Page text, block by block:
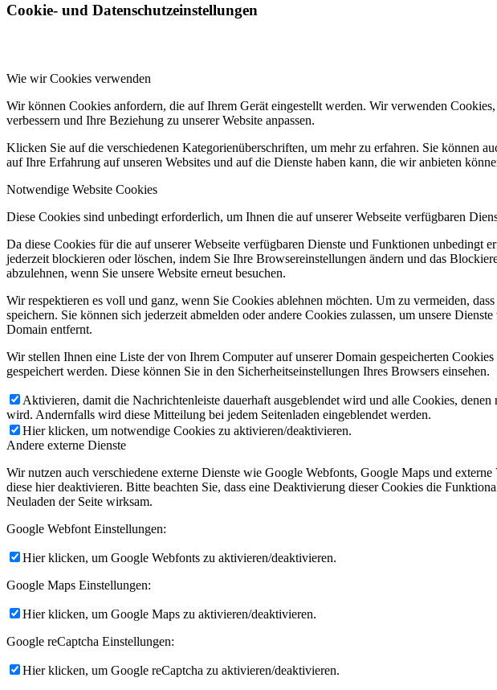
Cookie- und Datenschutzeinstellungen
Wie wir Cookies verwenden
Wir können Cookies anfordern, die auf Ihrem Gerät eingestellt werden. Wir verwenden
verbessern und Ihre Beziehung zu unserer Website anpassen.
Klicken Sie auf die verschiedenen Kategorienüberschriften, um mehr zu erfahren. Sie können
auf Ihre Erfahrung auf unseren Websites und auf die Dienste haben kann, die wir anbieten
Notwendige Website Cookies
Diese Cookies sind unbedingt erforderlich, um Ihnen die auf unserer Webseite verfügbaren
Da diese Cookies für die auf unserer Webseite verfügbaren Dienste und Funktionen
jederzeit blockieren oder löschen, indem Sie Ihre Browsereinstellungen ändern und das
abzulehnen, wenn Sie unsere Website erneut besuchen.
Wir respektieren es voll und ganz, wenn Sie Cookies ablehnen möchten. Um zu vermeiden,
speichern. Sie können sich jederzeit abmelden oder andere Cookies zulassen, um unsere
Domain entfernt.
Wir stellen Ihnen eine Liste der von Ihrem Computer auf unserer Domain gespeicherten
gespeichert werden. Diese können Sie in den Sicherheitseinstellungen Ihres Browsers einsehen.
Aktivieren, damit die Nachrichtenleiste dauerhaft ausgeblendet wird und alle Cookies,
wird. Andernfalls wird diese Mitteilung bei jedem Seitenladen eingeblendet werden.
Hier klicken, um notwendige Cookies zu aktivieren/deaktivieren.
Andere externe Dienste
Wir nutzen auch verschiedene externe Dienste wie Google Webfonts, Google Maps und
diese hier deaktivieren. Bitte beachten Sie, dass eine Deaktivierung dieser Cookies die
Neuladen der Seite wirksam.
Google Webfont Einstellungen:
Hier klicken, um Google Webfonts zu aktivieren/deaktivieren.
Google Maps Einstellungen:
Hier klicken, um Google Maps zu aktivieren/deaktivieren.
Google reCaptcha Einstellungen:
Hier klicken, um Google reCaptcha zu aktivieren/deaktivieren.